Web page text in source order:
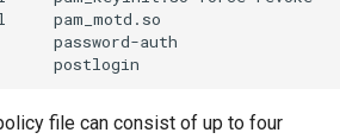
pam_motd.so
password-auth
file can consist of up to four